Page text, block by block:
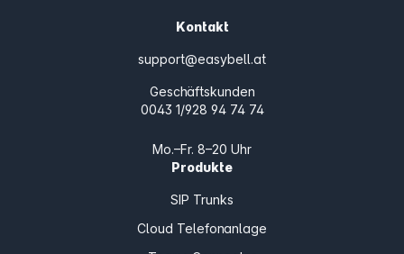
Kontakt
support@easybell.at
Geschäftskunden
0043 1/928 94 74 74
Mo.–Fr. 8–20 Uhr
Produkte
SIP Trunks
Cloud Telefonanlage